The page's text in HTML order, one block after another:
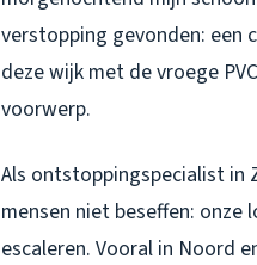
verstopping gevonden: een
deze wijk met de vroege
voorwerp.
Als ontstoppingspecialist in
mensen niet beseffen:
escaleren. Vooral in Noord